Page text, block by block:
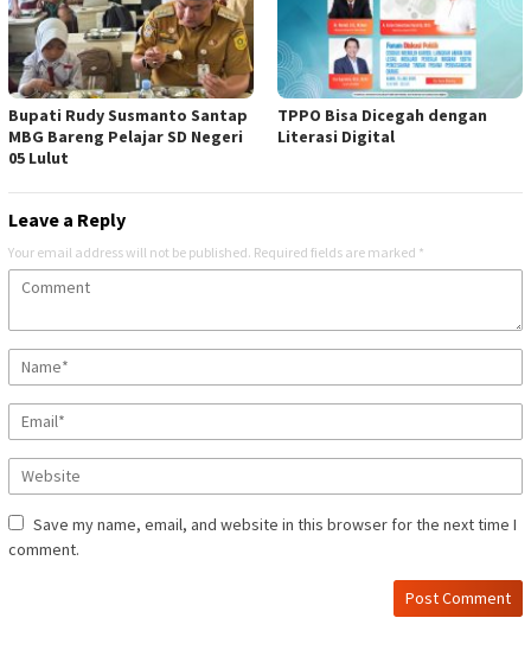
Bupati Rudy Susmanto Santap
MBG Bareng Pelajar SD Negeri
05 Lulut
TPPO Bisa Dicegah dengan
Literasi Digital
Leave a Reply
Your email address will not be published. Required fields are marked *
Save my name, email, and website in this browser for the next time I
comment.